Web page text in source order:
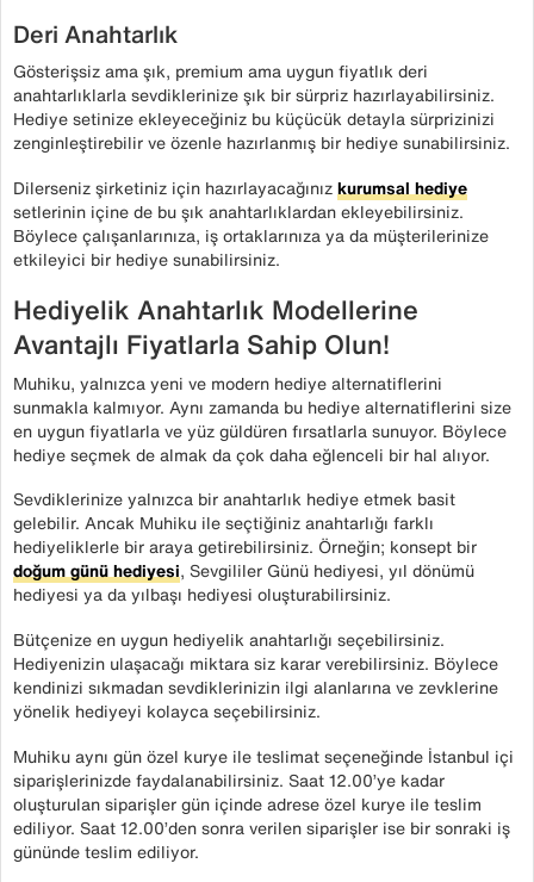
Deri Anahtarlık
Gösterişsiz ama şık, premium ama uygun fiyatlık deri
anahtarlıklarla sevdiklerinize şık bir sürpriz hazırlayabilirsiniz.
Hediye setinize ekleyeceğiniz bu küçücük detayla sürprizinizi
zenginleştirebilir ve özenle hazırlanmış bir hediye sunabilirsiniz.
Dilerseniz şirketiniz için hazırlayacağınızkurumsal hediye
setlerinin içine de bu şık anahtarlıklardan ekleyebilirsiniz.
Böylece çalışanlarınıza, iş ortaklarınıza ya da müşterilerinize
etkileyici bir hediye sunabilirsiniz.
Hediyelik Anahtarlık Modellerine
Avantajlı Fiyatlarla Sahip Olun!
Muhiku, yalnızca yeni ve modern hediye alternatiflerini
sunmakla kalmıyor. Aynı zamanda bu hediye alternatiflerini size
en uygun fiyatlarla ve yüz güldüren fırsatlarla sunuyor. Böylece
hediye seçmek de almak da çok daha eğlenceli bir hal alıyor.
Sevdiklerinize yalnızca bir anahtarlık hediye etmek basit
gelebilir. Ancak Muhiku ile seçtiğiniz anahtarlığı farklı
hediyeliklerle bir araya getirebilirsiniz. Örneğin; konsept bir
doğum günü hediyesi, Sevgililer Günü hediyesi, yıl dönümü
hediyesi ya da yılbaşı hediyesi oluşturabilirsiniz.
Bütçenize en uygun hediyelik anahtarlığı seçebilirsiniz.
Hediyenizin ulaşacağı miktara siz karar verebilirsiniz. Böylece
kendinizi sıkmadan sevdiklerinizin ilgi alanlarına ve zevklerine
yönelik hediyeyi kolayca seçebilirsiniz.
Muhiku aynı gün özel kurye ile teslimat seçeneğinde İstanbul içi
siparişlerinizde faydalanabilirsiniz. Saat 12.00’ye kadar
oluşturulan siparişler gün içinde adrese özel kurye ile teslim
ediliyor. Saat 12.00’den sonra verilen siparişler ise bir sonraki iş
gününde teslim ediliyor.